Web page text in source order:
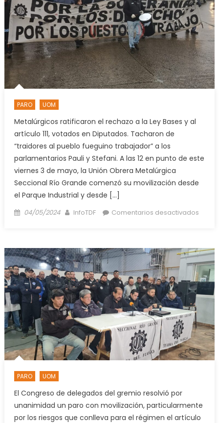
en
Radio
PARO UOM
Metalúrgicos ratificaron el rechazo a la Ley Bases y al
artículo 111, votados en Diputados. Tacharon de
“traidores al pueblo fueguino trabajador” a los
parlamentarios Pauli y Stefani. A las 12 en punto de este
viernes 3 de mayo, la Unión Obrera Metalúrgica
Seccional Río Grande comenzó su movilización desde
el Parque Industrial y desde […]
Posted
04/05/2024 Author
InfoTDF Comentarios desactivadosen
Martín
y
La
y
paró
en
contra
de
la
PARO UOM
El Congreso de delegados del gremio resolvió por
unanimidad un paro con movilización, particularmente
por los riesgos que conlleva para el régimen el artículo